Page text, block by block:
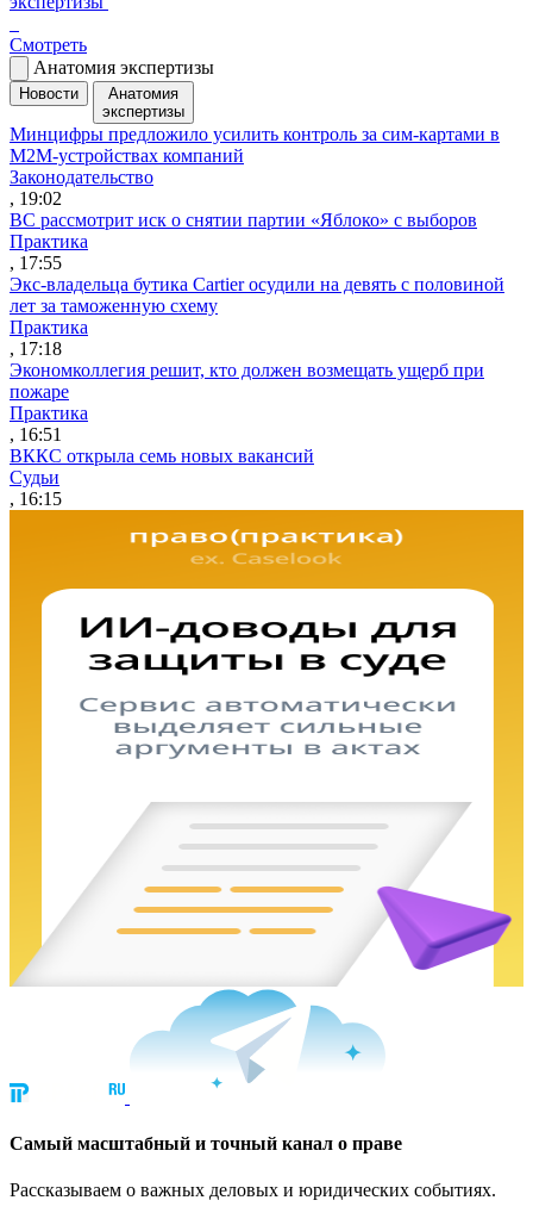
Смотреть
Анатомия экспертизы
Новости
Анатомия
экспертизы
Минцифры предложило усилить контроль за сим-картами в
M2M-устройствах компаний
Законодательство
, 19:02
ВС рассмотрит иск о снятии партии «Яблоко» с выборов
Практика
, 17:55
Экс-владельца бутика Cartier осудили на девять с половиной
лет за таможенную схему
Практика
, 17:18
Экономколлегия решит, кто должен возмещать ущерб при
пожаре
Практика
, 16:51
ВККС открыла семь новых вакансий
Судьи
, 16:15
Cамый масштабный и точный канал о праве
Рассказываем о важных деловых и юридических событиях.